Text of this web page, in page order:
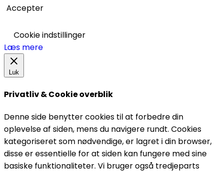
Accepter
Cookie indstillinger
Læs mere
Luk
Privatliv & Cookie overblik
Denne side benytter cookies til at forbedre din
oplevelse af siden, mens du navigere rundt. Cookies
kategoriseret som nødvendige, er lagret i din browser,
disse er essentielle for at siden kan fungere med sine
basiske funktionaliteter. Vi bruger også tredjeparts